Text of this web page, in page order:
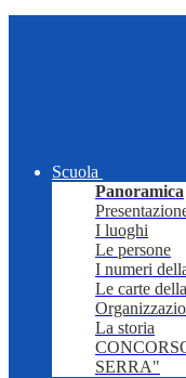
Scuola
Panoramica
I luoghi
Le persone
I numeri
Le carte
La storia
SERRA"